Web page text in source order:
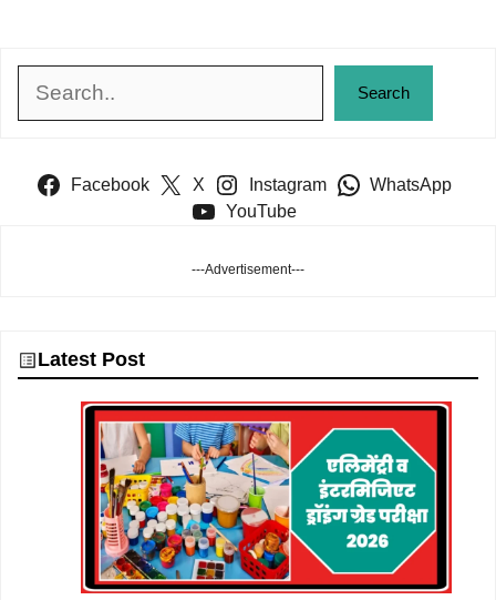
Search
Search
Facebook X Instagram
WhatsApp
YouTube
---Advertisement---
Latest Post